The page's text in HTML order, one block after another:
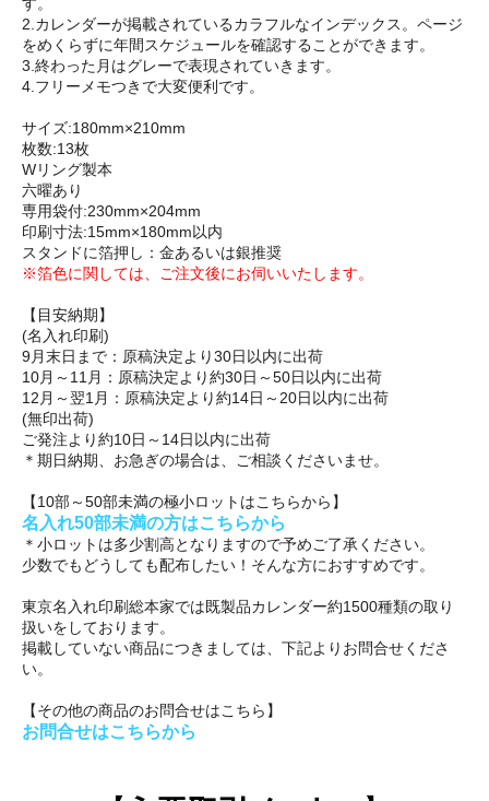
2.カレンダーが掲載されているカラフルなインデックス。ページ
をめくらずに年間スケジュールを確認することができます。
3.終わった月はグレーで表現されていきます。
4.フリーメモつきで大変便利です。
サイズ:180mm×210mm
枚数:13枚
Wリング製本
六曜あり
専用袋付:230mm×204mm
印刷寸法:15mm×180mm以内
スタンドに箔押し：金あるいは銀推奨
※箔色に関しては、ご注文後にお伺いいたします。
【目安納期】
(名入れ印刷)
9月末日まで：原稿決定より30日以内に出荷
10月～11月：原稿決定より約30日～50日以内に出荷
12月～翌1月：原稿決定より約14日～20日以内に出荷
(無印出荷)
ご発注より約10日～14日以内に出荷
＊期日納期、お急ぎの場合は、ご相談くださいませ。
【10部～50部未満の極小ロットはこちらから】
名入れ50部未満の方はこちらから
＊小ロットは多少割高となりますので予めご了承ください。
少数でもどうしても配布したい！そんな方におすすめです。
東京名入れ印刷総本家では既製品カレンダー約1500種類の取り
扱いをしております。
掲載していない商品につきましては、下記よりお問合せくださ
い。
【その他の商品のお問合せはこちら】
お問合せはこちらから